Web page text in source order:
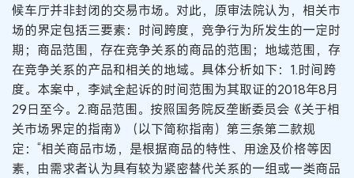
候车厅并非封闭的交易市场。对此，原审法院认为，相关市
场的界定包括三要素：时间跨度，竞争行为所发生的一定时
期；商品范围，存在竞争关系的商品的范围；地域范围，存
在竞争关系的产品和相关的地域。具体分析如下：1.时间跨
度。本案中，李斌全起诉的时间范围为其取证的2018年8月
29日至今。2.商品范围。按照国务院反垄断委员会《关于相
关市场界定的指南》（以下简称指南）第三条第二款规
定：“相关商品市场，是根据商品的特性、用途及价格等因
素，由需求者认为具有较为紧密替代关系的一组或一类商品